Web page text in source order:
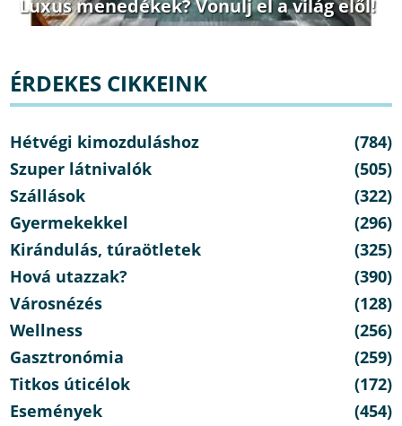
Luxus menedékek? Vonulj el a világ elől!
ÉRDEKES CIKKEINK
Hétvégi kimozduláshoz
(784)
Szuper látnivalók
(505)
Szállások
(322)
Gyermekekkel
(296)
Kirándulás, túraötletek
(325)
Hová utazzak?
(390)
Városnézés
(128)
Wellness
(256)
Gasztronómia
(259)
Titkos úticélok
(172)
Események
(454)